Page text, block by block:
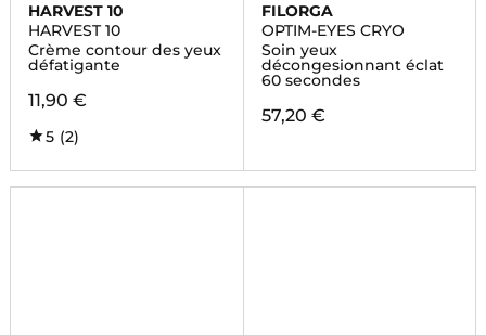
HARVEST 10
HARVEST 10
Crème contour des yeux
défatigante
11,90 €
5 (2)
FILORGA
OPTIM-EYES CRYO
Soin yeux
décongesionnant éclat
60 secondes
57,20 €